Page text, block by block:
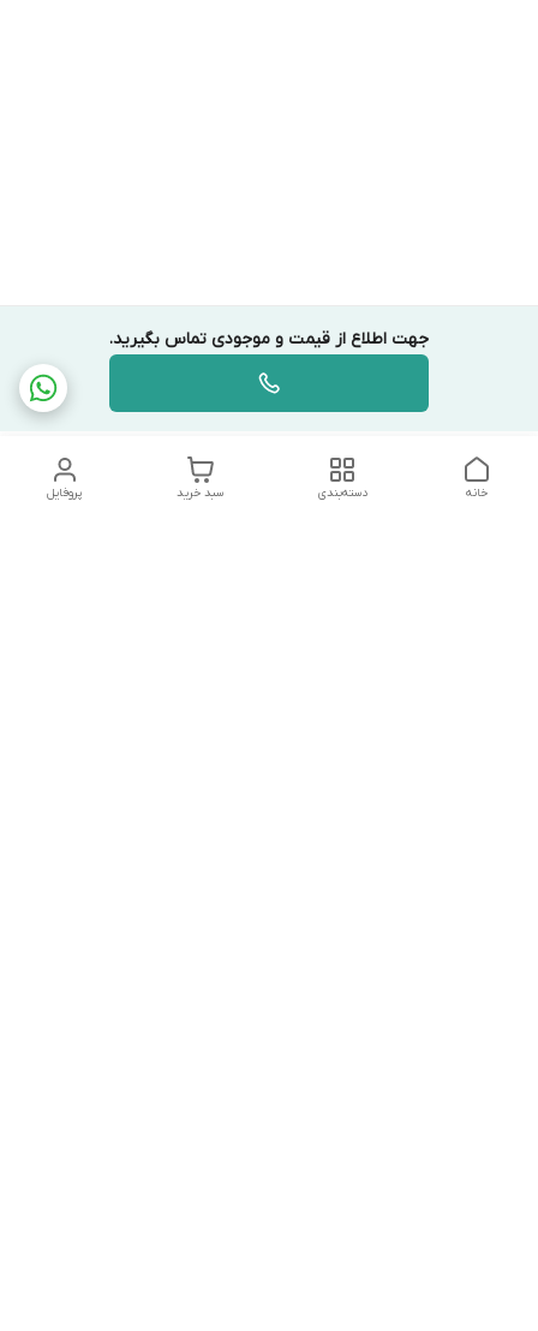
جهت اطلاع از قیمت و موجودی تماس بگیرید.
پروفایل سبد خرید دسته‌بندی خانه